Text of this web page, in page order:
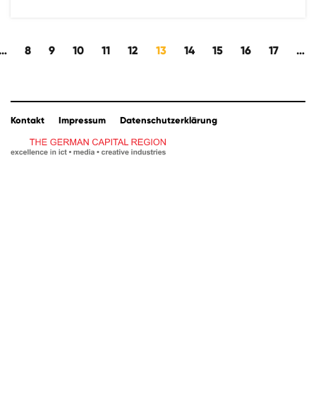
8 9 10 11 12 13 14 15 16 17 …
Kontakt Impressum Datenschutzerklärung